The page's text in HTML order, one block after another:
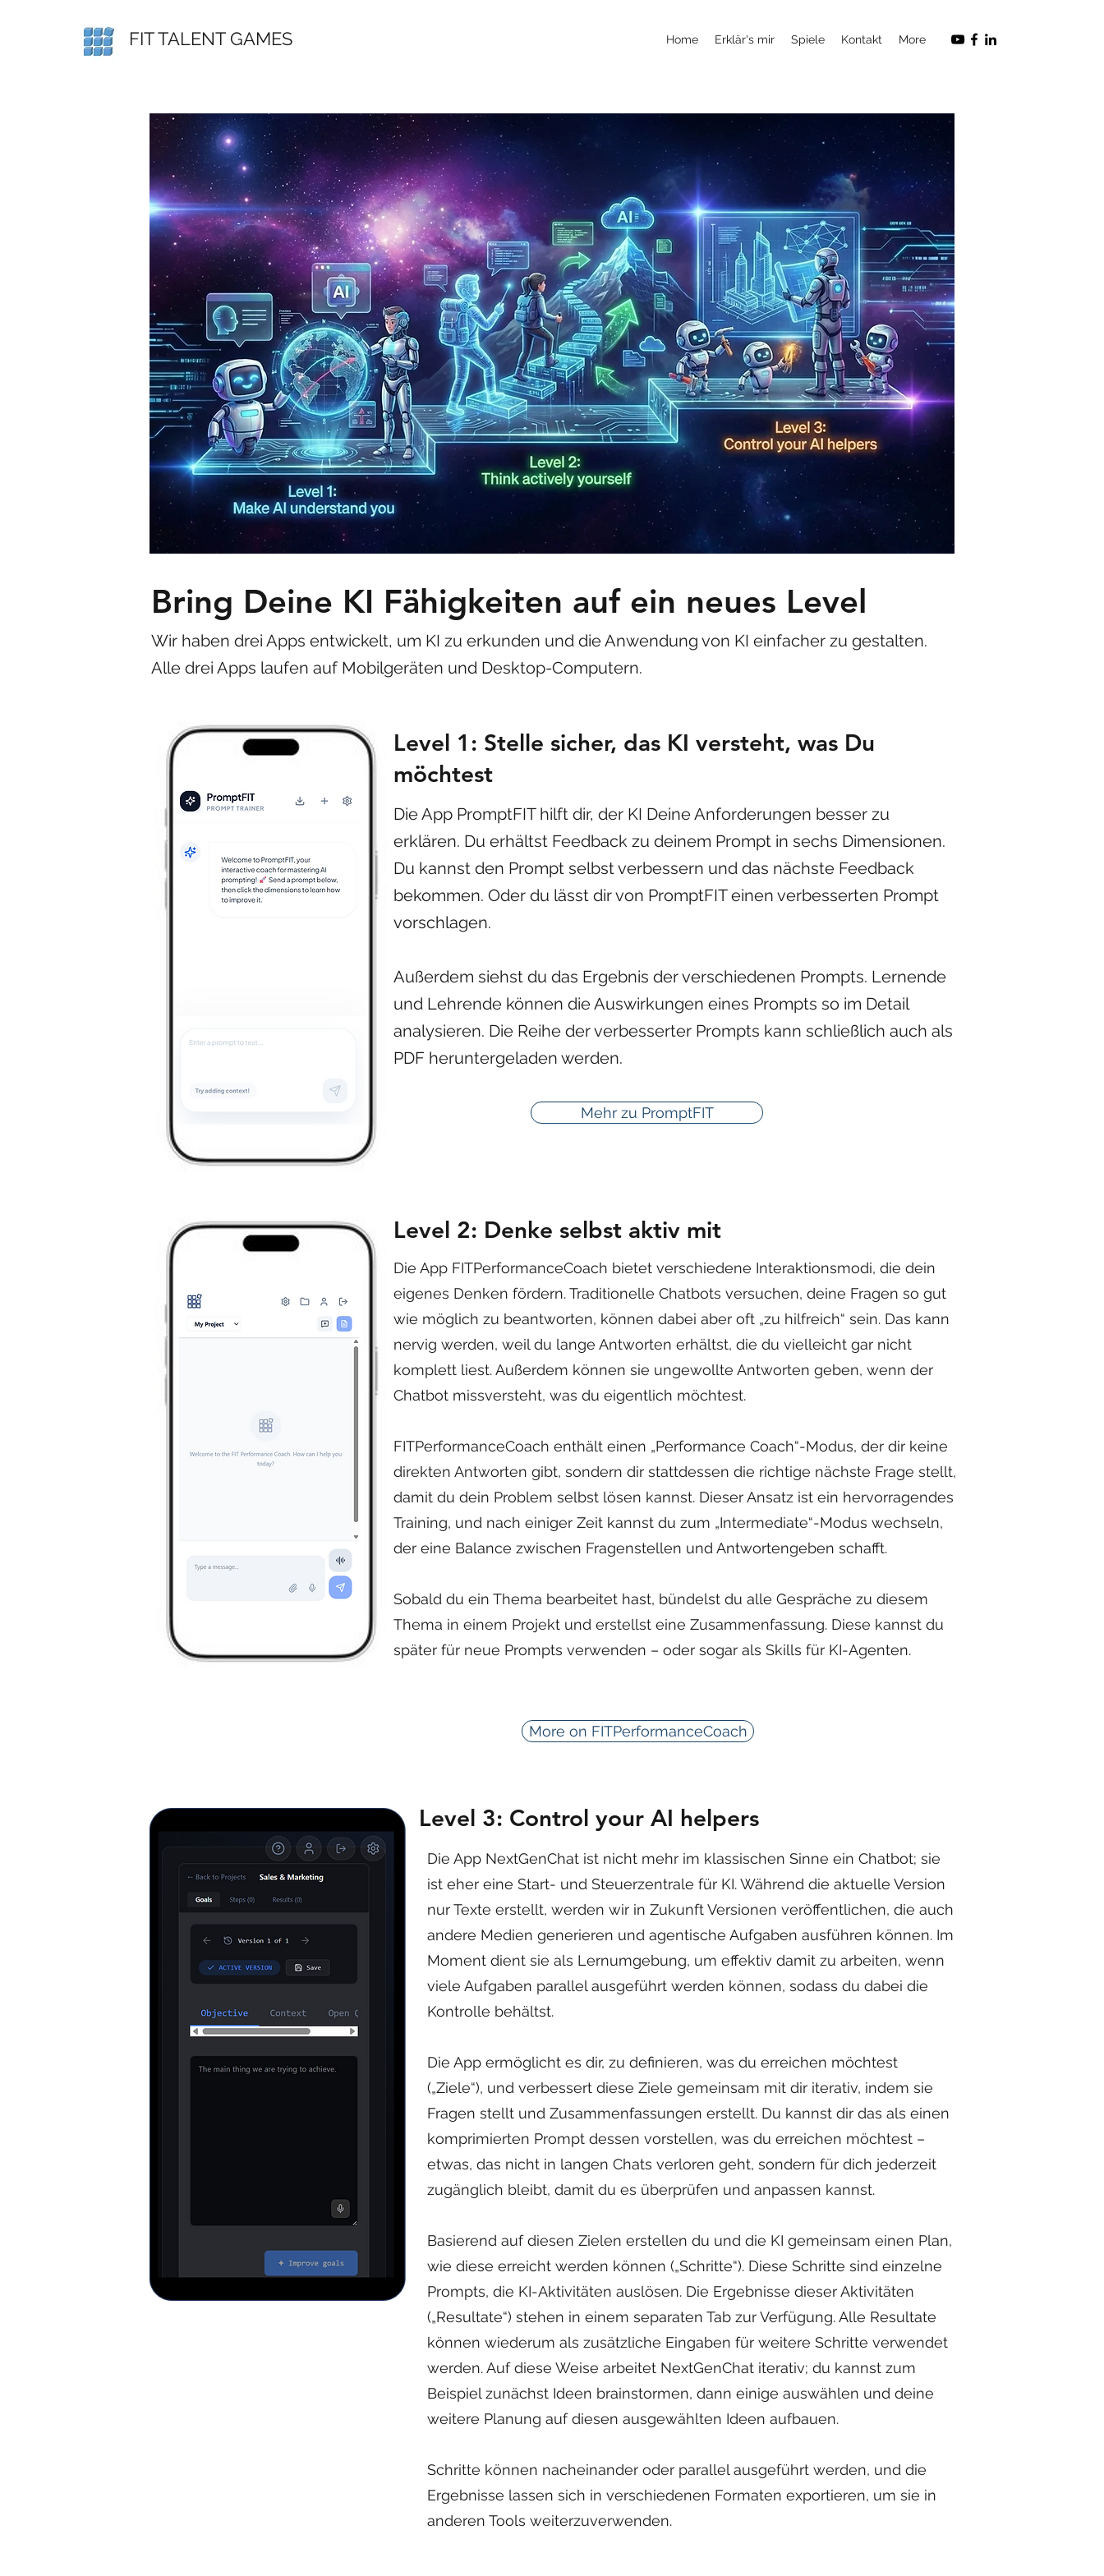
FIT TALENT GAMES Home Erklär's mir Spiele Kontakt More
Bring Deine KI Fähigkeiten auf ein neues Level
Wir haben drei Apps entwickelt, um KI zu erkunden und die Anwendung von KI einfacher zu gestalten.
Alle drei Apps laufen auf Mobilgeräten und Desktop-Computern.
Level 1: Stelle sicher, das KI versteht, was Du
möchtest
Die App PromptFIT hilft dir, der KI Deine Anforderungen besser zu
erklären. Du erhältst Feedback zu deinem Prompt in sechs Dimensionen.
Du kannst den Prompt selbst verbessern und das nächste Feedback
bekommen. Oder du lässt dir von PromptFIT einen verbesserten Prompt
vorschlagen.
Außerdem siehst du das Ergebnis der verschiedenen Prompts. Lernende
und Lehrende können die Auswirkungen eines Prompts so im Detail
analysieren. Die Reihe der verbesserter Prompts kann schließlich auch als
PDF heruntergeladen werden.
Mehr zu PromptFIT
Level 2: Denke selbst aktiv mit
Die App FITPerformanceCoach bietet verschiedene Interaktionsmodi, die dein
eigenes Denken fördern. Traditionelle Chatbots versuchen, deine Fragen so gut
wie möglich zu beantworten, können dabei aber oft „zu hilfreich“ sein. Das kann
nervig werden, weil du lange Antworten erhältst, die du vielleicht gar nicht
komplett liest. Außerdem können sie ungewollte Antworten geben, wenn der
Chatbot missversteht, was du eigentlich möchtest.
FITPerformanceCoach enthält einen „Performance Coach“-Modus, der dir keine
direkten Antworten gibt, sondern dir stattdessen die richtige nächste Frage stellt,
damit du dein Problem selbst lösen kannst. Dieser Ansatz ist ein hervorragendes
Training, und nach einiger Zeit kannst du zum „Intermediate“-Modus wechseln,
der eine Balance zwischen Fragenstellen und Antwortengeben schafft.
Sobald du ein Thema bearbeitet hast, bündelst du alle Gespräche zu diesem
Thema in einem Projekt und erstellst eine Zusammenfassung. Diese kannst du
später für neue Prompts verwenden – oder sogar als Skills für KI-Agenten.
More on FITPerformanceCoach
Level 3: Control your AI helpers
Die App NextGenChat ist nicht mehr im klassischen Sinne ein Chatbot; sie
ist eher eine Start- und Steuerzentrale für KI. Während die aktuelle Version
nur Texte erstellt, werden wir in Zukunft Versionen veröffentlichen, die auch
andere Medien generieren und agentische Aufgaben ausführen können. Im
Moment dient sie als Lernumgebung, um effektiv damit zu arbeiten, wenn
viele Aufgaben parallel ausgeführt werden können, sodass du dabei die
Kontrolle behältst.
Die App ermöglicht es dir, zu definieren, was du erreichen möchtest
(„Ziele“), und verbessert diese Ziele gemeinsam mit dir iterativ, indem sie
Fragen stellt und Zusammenfassungen erstellt. Du kannst dir das als einen
komprimierten Prompt dessen vorstellen, was du erreichen möchtest –
etwas, das nicht in langen Chats verloren geht, sondern für dich jederzeit
zugänglich bleibt, damit du es überprüfen und anpassen kannst.
Basierend auf diesen Zielen erstellen du und die KI gemeinsam einen Plan,
wie diese erreicht werden können („Schritte“). Diese Schritte sind einzelne
Prompts, die KI-Aktivitäten auslösen. Die Ergebnisse dieser Aktivitäten
(„Resultate“) stehen in einem separaten Tab zur Verfügung. Alle Resultate
können wiederum als zusätzliche Eingaben für weitere Schritte verwendet
werden. Auf diese Weise arbeitet NextGenChat iterativ; du kannst zum
Beispiel zunächst Ideen brainstormen, dann einige auswählen und deine
weitere Planung auf diesen ausgewählten Ideen aufbauen.
Schritte können nacheinander oder parallel ausgeführt werden, und die
Ergebnisse lassen sich in verschiedenen Formaten exportieren, um sie in
anderen Tools weiterzuverwenden.